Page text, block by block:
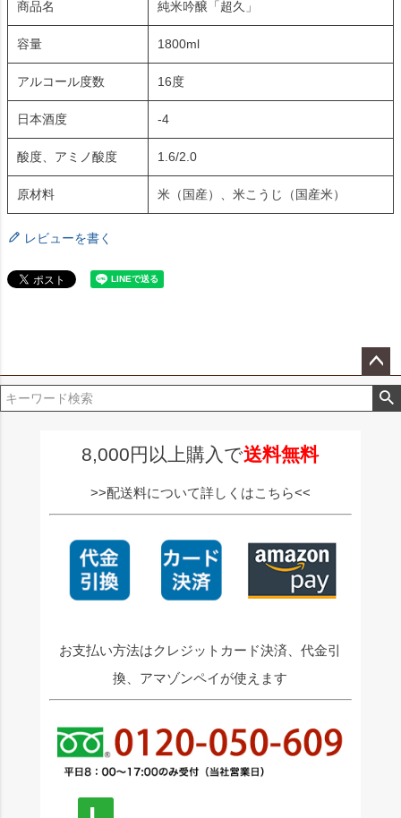
商品名 純米吟醸「超久」
容量 1800ml
アルコール度数 16度
日本酒度 -4
酸度、アミノ酸度 1.6/2.0
原材料 米（国産）、米こうじ（国産米）
レビューを書く
ペー
ジト
8,000円以上購入で送料無料
>>配送料について詳しくはこちら<<
お支払い方法はクレジットカード決済、代金引
換、アマゾンペイが使えます